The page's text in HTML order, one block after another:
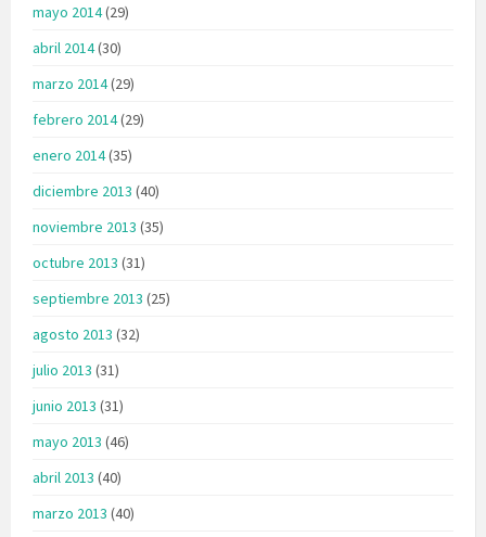
mayo 2014(29)
abril 2014(30)
marzo 2014(29)
febrero 2014(29)
enero 2014(35)
diciembre 2013 (40)
noviembre 2013 (35)
octubre 2013 (31)
septiembre 2013 (25)
agosto 2013 (32)
julio 2013 (31)
junio 2013 (31)
mayo 2013 (46)
abril 2013 (40)
marzo 2013 (40)